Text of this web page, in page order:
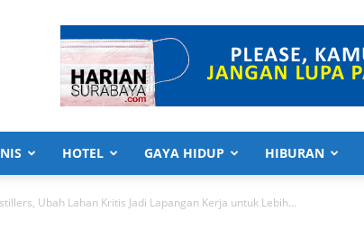
HOTEL GAYA HIDUP HIBURAN
Ubah Lahan Kritis Jadi Lapangan Kerja untuk Lebih...